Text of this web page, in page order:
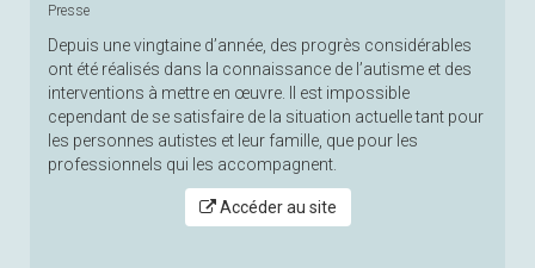
Presse
Depuis une vingtaine d’année, des progrès considérables
ont été réalisés dans la connaissance de l’autisme et des
interventions à mettre en œuvre. Il est impossible
cependant de se satisfaire de la situation actuelle tant pour
les personnes autistes et leur famille, que pour les
professionnels qui les accompagnent.
Accéder au site